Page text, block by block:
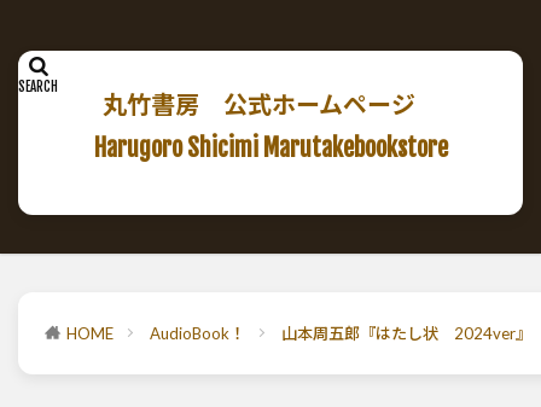
丸竹書房 公式ホームページ
Harugoro Shicimi Marutakebookstore
HOME AudioBook！ 山本周五郎『はたし状 2024ver